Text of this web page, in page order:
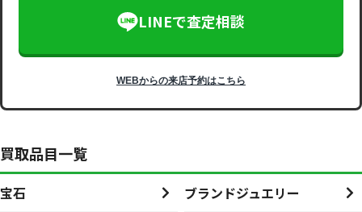
LINEで査定相談
WEBからの来店予約はこちら
買取品目一覧
宝石
ブランドジュエリー